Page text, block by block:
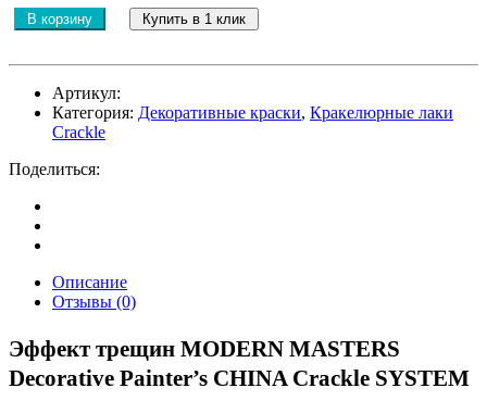
В корзину Купить в 1 клик
Артикул:
Категория: Декоративные краски, Кракелюрные лаки
Crackle
Поделиться:
Описание
Отзывы (0)
Эффект трещин MODERN MASTERS
Decorative Painter’s CHINA Crackle SYSTEM